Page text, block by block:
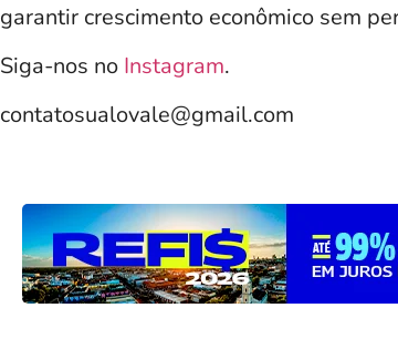
garantir crescimento econômico sem
Siga-nos no Instagram.
contatosualovale@gmail.com